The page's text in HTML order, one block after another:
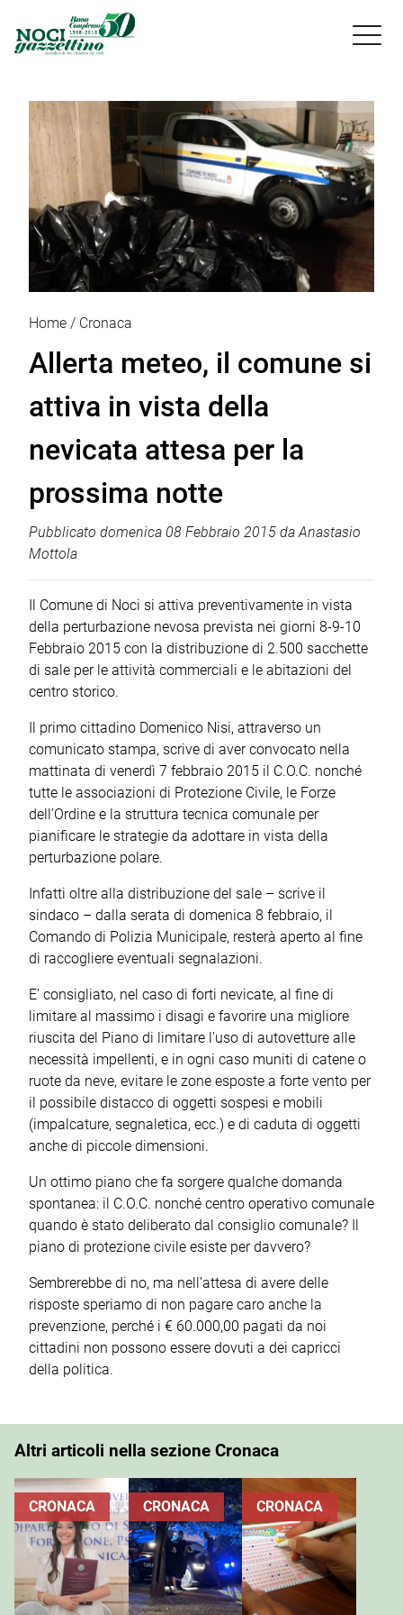

Home Cronaca
Allerta meteo, il comune si
attiva in vista della
nevicata attesa per la
prossima notte
Pubblicato domenica 08 Febbraio 2015 daAnastasio
Mottola
Il Comune di Noci si attiva preventivamente in vista
della perturbazione nevosa prevista nei giorni 8-9-10
Febbraio 2015 con la distribuzione di 2.500 sacchette
di sale per le attività commerciali e le abitazioni del
centro storico.
Il primo cittadino Domenico Nisi, attraverso un
comunicato stampa, scrive di aver convocato nella
mattinata di venerdì 7 febbraio 2015 il C.O.C. nonché
tutte le associazioni di Protezione Civile, le Forze
dell’Ordine e la struttura tecnica comunale per
pianificare le strategie da adottare in vista della
perturbazione polare.
Infatti oltre alla distribuzione del sale – scrive il
sindaco – dalla serata di domenica 8 febbraio, il
Comando di Polizia Municipale, resterà aperto al fine
di raccogliere eventuali segnalazioni.
E’ consigliato, nel caso di forti nevicate, al fine di
limitare al massimo i disagi e favorire una migliore
riuscita del Piano di limitare l’uso di autovetture alle
necessità impellenti, e in ogni caso muniti di catene o
ruote da neve, evitare le zone esposte a forte vento per
il possibile distacco di oggetti sospesi e mobili
(impalcature, segnaletica, ecc.) e di caduta di oggetti
anche di piccole dimensioni.
Un ottimo piano che fa sorgere qualche domanda
spontanea: il C.O.C. nonché centro operativo comunale
quando è stato deliberato dal consiglio comunale? Il
piano di protezione civile esiste per davvero?
Sembrerebbe di no, ma nell’attesa di avere delle
risposte speriamo di non pagare caro anche la
prevenzione, perché i € 60.000,00 pagati da noi
cittadini non possono essere dovuti a dei capricci
della politica.
Altri articoli nella sezione Cronaca
CRONACA CRONACA CRONACA